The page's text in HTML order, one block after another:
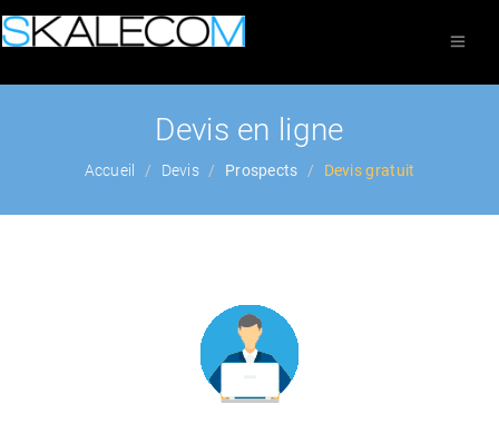
Devis en ligne
Accueil Devis Prospects Devis gratuit